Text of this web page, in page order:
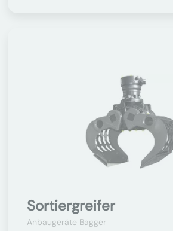
Sortiergreifer
Anbaugeräte Bagger